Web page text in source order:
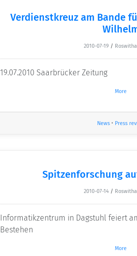
Verdienstkreuz am Bande
2010-07-19 /
19.07.2010 Saarbrücker Zeitung
More
News• Press
Spitzenforschung
2010-07-14 /
Informatikzentrum in Dagstuhl feiert
Bestehen
More